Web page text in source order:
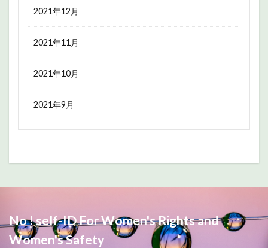
2021年12月
2021年11月
2021年10月
2021年9月
No ! self-ID For Women's Rights and
Women's Safety